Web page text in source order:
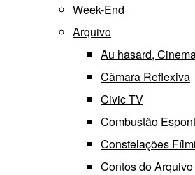
Week-End
Arquivo
Au hasard,
Câmara Reflexiva
Civic TV
Combustão
Constelações
Contos do Arquivo